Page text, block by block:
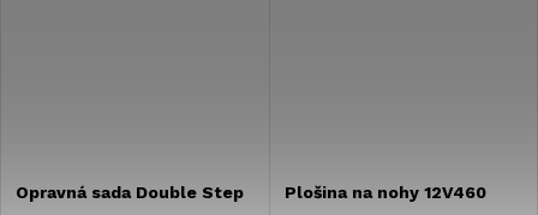
Opravná sada Double Step Plošina na nohy 12V460